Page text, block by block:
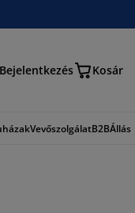
Bejelentkezés Kosár
VevőszolgálatB2BÁllás